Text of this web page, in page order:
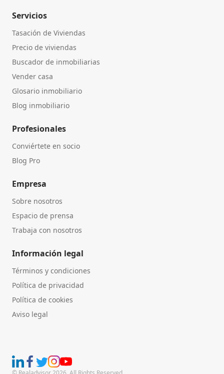
Servicios
Tasación de Viviendas
Precio de viviendas
Buscador de inmobiliarias
Vender casa
Glosario inmobiliario
Blog inmobiliario
Profesionales
Conviértete en socio
Blog Pro
Empresa
Sobre nosotros
Espacio de prensa
Trabaja con nosotros
Información legal
Términos y condiciones
Política de privacidad
Política de cookies
Aviso legal